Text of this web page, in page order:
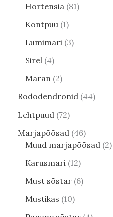
Hortensia 81
Kontpuu 1
Lumimari 3
Sirel 4
Maran 2
Rododendronid 44
Lehtpuud 72
Marjapõõsad 46
Muud marjapõõsad 2
Karusmari 12
Must sõstar 6
Mustikas 10